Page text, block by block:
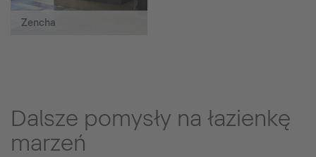
Zencha
Dalsze pomysły na łazienkę
marzeń